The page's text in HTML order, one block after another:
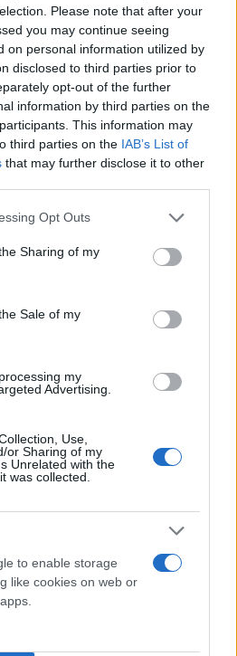
Please note that after your
you may continue seeing
on personal information utilized by
disclosed to third parties prior to
opt-out of the further
information by third parties on the
This information may
third parties on the IAB’s List of
that may further disclose it to other
app uses one or more Google
usage behaviour. You may click to
and its third-party tags to
purposes in below Google
Opt Outs
Sharing of my
Sale of my
my
Advertising.
Use,
or Sharing of my
Unrelated with the
was collected.
to enable storage
like cookies on web or
του, ενώ άλλοι δύο
εκτός κινδύνου.